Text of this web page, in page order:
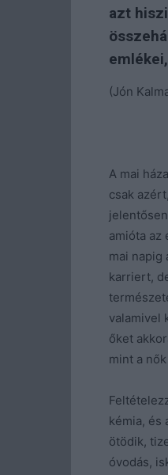
azt
(Jón
A mai
csak
amióta az
mai napig
karriert,
valamivel
őket
mint a
kémia, és
ötödik,
óvodás,